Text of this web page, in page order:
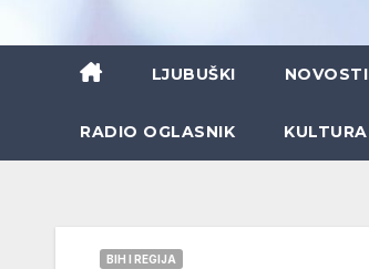
LJUBUŠKI NOVOSTI
RADIO OGLASNIK KULTURA
BIH I REGIJA